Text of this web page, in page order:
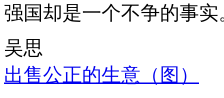
强国却是一个不争的事实
吴思
出售公正的生意（图）